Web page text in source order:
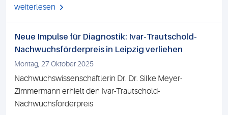
weiterlesen
Neue Impulse für Diagnostik: Ivar-Trautschold-
Nachwuchsförderpreis in Leipzig verliehen
Montag, 27 Oktober 2025
Nachwuchswissenschaftlerin Dr. Dr. Silke Meyer-
Zimmermann erhielt den Ivar-Trautschold-
Nachwuchsförderpreis